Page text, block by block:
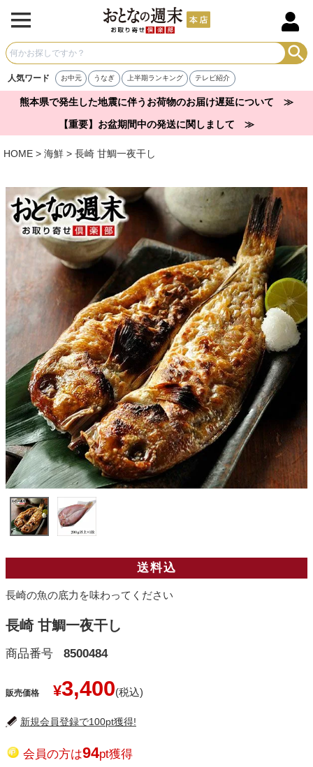
人気ワード お中元 うなぎ 上半期ランキング テレビ紹介
熊本県で発生した地震に伴うお荷物のお届け遅延について ≫
【重要】お盆期間中の発送に関しまして ≫
HOME 海鮮 長崎 甘鯛一夜干し
送料込
長崎の魚の底力を味わってください
長崎 甘鯛一夜干し
商品番号 8500484
販売価格 ¥3,400
新規会員登録で100pt獲得!
会員の方は94pt獲得